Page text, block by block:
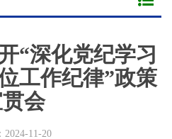
“深化党纪学习
工作纪律”政策
会
2024-11-20